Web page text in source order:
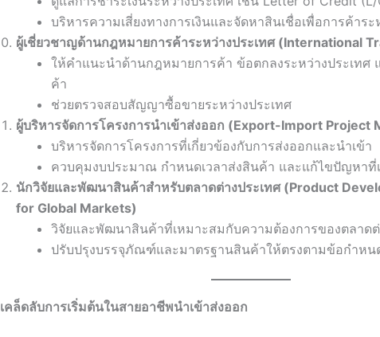
บริหารความเสี่ยงทางการเงินและจัดหาสินเชื่อเพื่อการค้าระ
ผู้เชี่ยวชาญด้านกฎหมายการค้าระหว่างประเทศ (International
ให้คำแนะนำด้านกฎหมายการค้า ข้อตกลงระหว่างประเทศ
ค้า
ช่วยตรวจสอบสัญญาซื้อขายระหว่างประเทศ
ผู้บริหารจัดการโครงการนำเข้าส่งออก (Export-Import Project
บริหารจัดการโครงการที่เกี่ยวข้องกับการส่งออกและนำเข้า
ควบคุมงบประมาณ กำหนดเวลาส่งสินค้า และแก้ไขปัญหาที่
นักวิจัยและพัฒนาสินค้าสำหรับตลาดต่างประเทศ (Product
for Global Markets)
วิจัยและพัฒนาสินค้าที่เหมาะสมกับความต้องการของตลาดต่
ปรับปรุงบรรจุภัณฑ์และมาตรฐานสินค้าให้ตรงตามข้อกำหน
เคล็ดลับการเริ่มต้นในสายอาชีพนำเข้าส่งออก